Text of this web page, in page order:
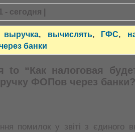
сегодня |
выручка, вычислять, ГФС,
банки
to “Как налоговая
ФОПов через
помилок у звіті з єдиного